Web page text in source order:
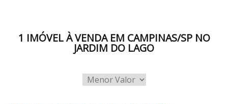
1 IMÓVEL À VENDA EM CAMPINAS/SP NO
JARDIM DO LAGO